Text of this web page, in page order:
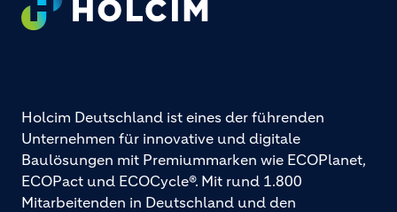
Holcim Deutschland ist eines der führenden
Unternehmen für innovative und digitale
Baulösungen mit Premiummarken wie ECOPlanet,
ECOPact und ECOCycle®. Mit rund 1.800
Mitarbeitenden in Deutschland und den